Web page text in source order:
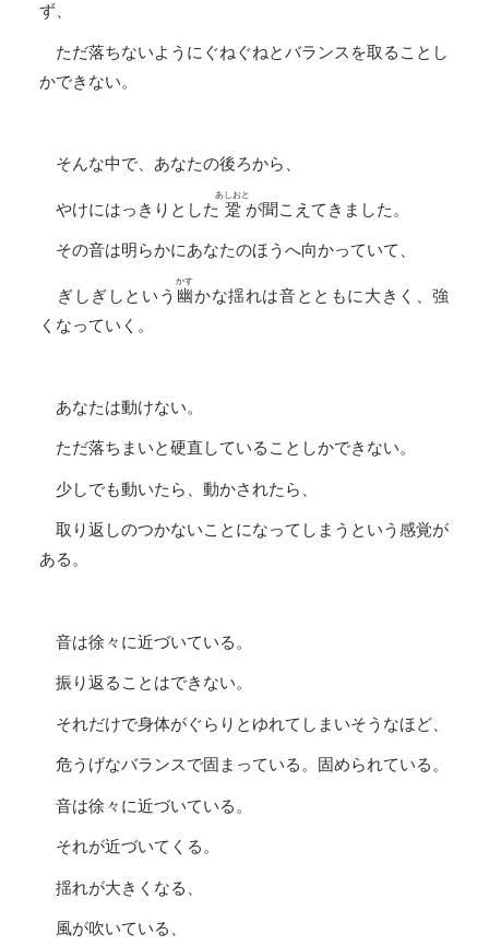
ず、
ただ落ちないようにぐねぐねとバランスを取ることし
かできない。
そんな中で、あなたの後ろから、
やけにはっきりとした 跫
あしおと
が聞こえてきました。
その音は明らかにあなたのほうへ向かっていて、
ぎしぎしという 幽
かす
かな揺れは音とともに大きく、強
くなっていく。
あなたは動けない。
ただ落ちまいと硬直していることしかできない。
少しでも動いたら、動かされたら、
取り返しのつかないことになってしまうという感覚が
ある。
音は徐々に近づいている。
振り返ることはできない。
それだけで身体がぐらりとゆれてしまいそうなほど、
危うげなバランスで固まっている。固められている。
音は徐々に近づいている。
それが近づいてくる。
揺れが大きくなる、
風が吹いている、